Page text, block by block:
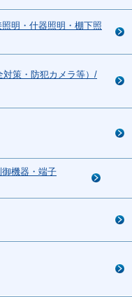
明・什器照明・棚下照
対策・防犯カメラ等）/
機器・端子